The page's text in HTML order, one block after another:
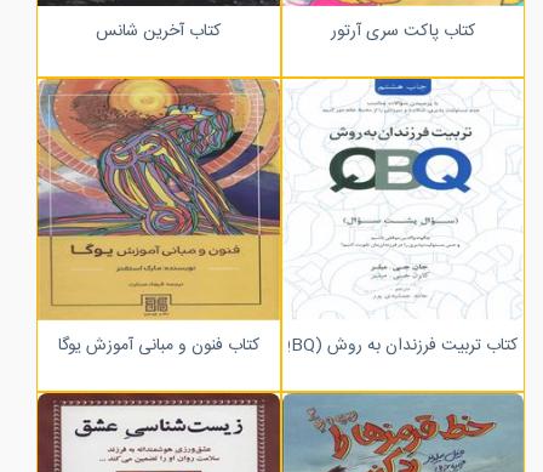
کتاب پاکت سری آرتور کتاب آخرین شانس
کتاب تربیت فرزندان به روش (QBQ) کتاب فنون و مبانی آموزش یوگا